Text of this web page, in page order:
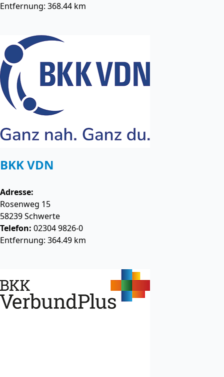
Entfernung: 368.44 km
BKK VDN
Adresse:
Rosenweg 15
58239Schwerte
Telefon: 02304 9826-0
Entfernung: 364.49 km